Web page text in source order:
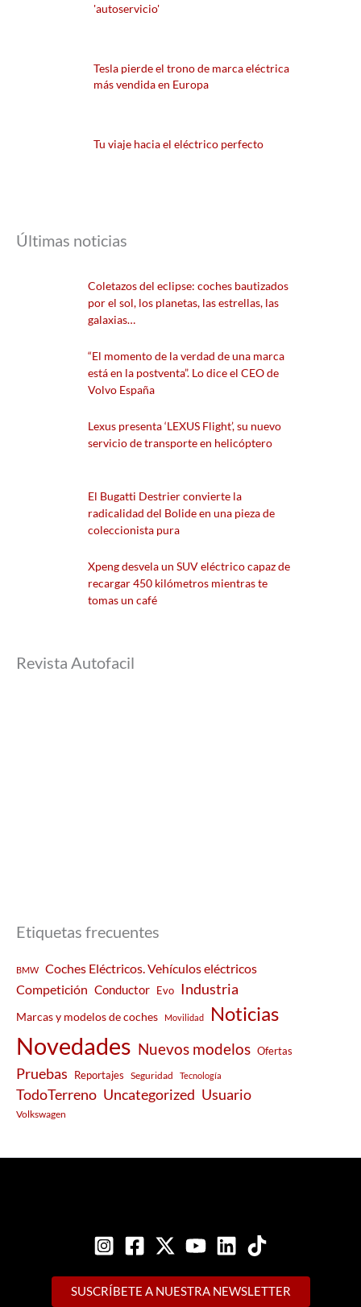
'autoservicio'
Tesla pierde el trono de marca eléctrica
más vendida en Europa
Tu viaje hacia el eléctrico perfecto
Últimas noticias
Coletazos del eclipse: coches bautizados
por el sol, los planetas, las estrellas, las
galaxias…
“El momento de la verdad de una marca
está en la postventa”. Lo dice el CEO de
Volvo España
Lexus presenta ‘LEXUS Flight’, su nuevo
servicio de transporte en helicóptero
El Bugatti Destrier convierte la
radicalidad del Bolide en una pieza de
coleccionista pura
Xpeng desvela un SUV eléctrico capaz de
recargar 450 kilómetros mientras te
tomas un café
Revista Autofacil
Etiquetas frecuentes
BMW
Coches Eléctricos. Vehículos eléctricos
Competición Conductor Evo Industria
Marcas y modelos de coches Movilidad Noticias
Novedades Nuevos modelos Ofertas
Pruebas Reportajes Seguridad Tecnología
TodoTerreno Uncategorized Usuario
Volkswagen
SUSCRÍBETE A NUESTRA NEWSLETTER